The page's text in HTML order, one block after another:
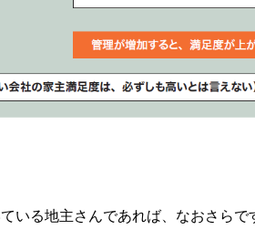
る地主さんであれば、なおさらで